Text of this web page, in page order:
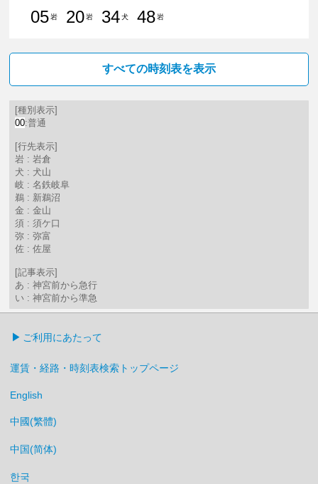
05岩
20岩
34犬
48岩
すべての時刻表を表示
[種別表示]
00:普通
[行先表示]
岩 : 岩倉
犬 : 犬山
岐 : 名鉄岐阜
鵜 : 新鵜沼
金 : 金山
須 : 須ケ口
弥 : 弥富
佐 : 佐屋
[記事表示]
あ : 神宮前から急行
い : 神宮前から準急
ご利用にあたって
運賃・経路・時刻表検索トップページ
English
中國(繁體)
中国(简体)
한국